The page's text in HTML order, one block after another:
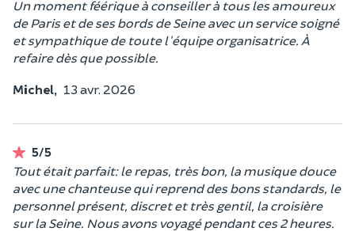
Un moment féérique à conseiller à tous les amoureux
de Paris et de ses bords de Seine avec un service soigné
et sympathique de toute l'équipe organisatrice. À
refaire dès que possible.
Michel, 13 avr. 2026
5/5
Tout était parfait: le repas, très bon, la musique douce
avec une chanteuse qui reprend des bons standards, le
personnel présent, discret et très gentil, la croisière
sur la Seine. Nous avons voyagé pendant ces 2 heures.